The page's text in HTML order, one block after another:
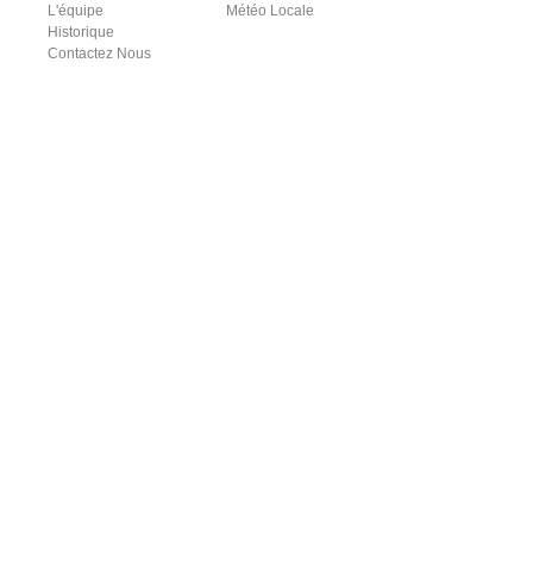
L'équipe
Historique
Contactez Nous
Météo Locale